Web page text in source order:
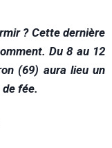
? Cette dernière
Du 8 au 12
(69) aura lieu un
fée.